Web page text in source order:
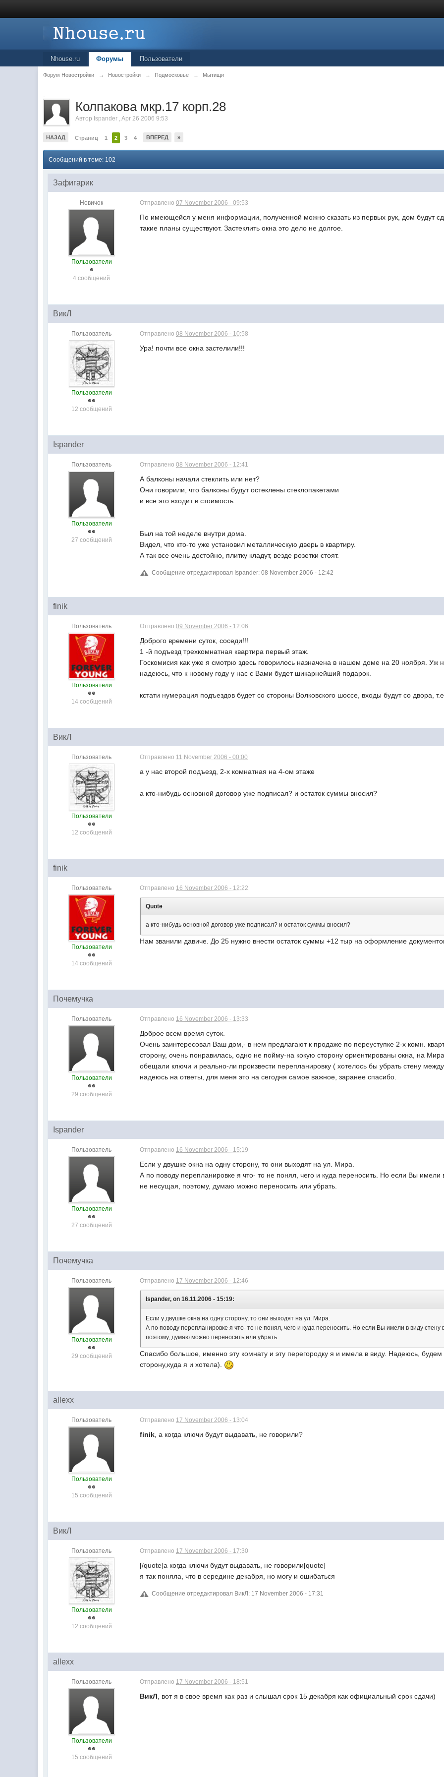
Nhouse.ru Форумы Пользователи
Форум Новостройки → Новостройки → Подмосковье → Мытищи
.
Колпакова мкр.17 корп.28
Автор Ispander ,Apr 26 2006 9:53
НАЗАД Страниц 1 2 3 4 ВПЕРЕД »
Сообщений в теме: 102
Зафигарик
Новичок
Пользователи
4 сообщений
Отправлено07 November 2006 - 09:53
По имеющейся у меня информации, полученной можно сказать из первых рук, дом будут
такие планы существуют. Застеклить окна это дело не долгое.
ВикЛ
Пользователь
Пользователи
12 сообщений
Отправлено08 November 2006 - 10:58
Ура! почти все окна застелили!!!
Ispander
Пользователь
Пользователи
27 сообщений
Отправлено08 November 2006 - 12:41
А балконы начали стеклить или нет?
Они говорили, что балконы будут остеклены стеклопакетами
и все это входит в стоимость.
Был на той неделе внутри дома.
Видел, что кто-то уже установил металлическую дверь в квартиру.
А так все очень достойно, плитку кладут, везде розетки стоят.
Сообщение отредактировал Ispander: 08 November 2006 - 12:42
finik
Пользователь
Пользователи
14 сообщений
Отправлено09 November 2006 - 12:06
Доброго времени суток, соседи!!!
1 -й подъезд трехкомнатная квартира первый этаж.
Госкомисия как уже я смотрю здесь говорилось назначена в нашем доме на 20 ноября. Уж
надеюсь, что к новому году у нас с Вами будет шикарнейший подарок.
кстати нумерация подъездов будет со стороны Волковского шоссе, входы будут со двора,
ВикЛ
Пользователь
Пользователи
12 сообщений
Отправлено 11 November 2006 - 00:00
а у нас второй подъезд, 2-х комнатная на 4-ом этаже
а кто-нибудь основной договор уже подписал? и остаток суммы вносил?
finik
Пользователь
Пользователи
14 сообщений
Отправлено 16 November 2006 - 12:22
Quote
а кто-нибудь основной договор уже подписал? и остаток суммы вносил?
Нам званили давиче. До 25 нужно внести остаток суммы +12 тыр на оформление
Почемучка
Пользователь
Пользователи
29 сообщений
Отправлено 16 November 2006 - 13:33
Доброе всем время суток.
Очень заинтересовал Ваш дом,- в нем предлагают к продаже по переуступке 2-х комн.
сторону, очень понравилась, одно не пойму-на кокую сторону ориентированы окна, на
обещали ключи и реально-ли произвести перепланировку ( хотелось бы убрать стену
надеюсь на ответы, для меня это на сегодня самое важное, заранее спасибо.
Ispander
Пользователь
Пользователи
27 сообщений
Отправлено 16 November 2006 - 15:19
Если у двушке окна на одну сторону, то они выходят на ул. Мира.
А по поводу перепланировке я что- то не понял, чего и куда переносить. Но если Вы
не несущая, поэтому, думаю можно переносить или убрать.
Почемучка
Пользователь
Пользователи
29 сообщений
Отправлено 17 November 2006 - 12:46
Ispander, on 16.11.2006 - 15:19:
Если у двушке окна на одну сторону, то они выходят на ул. Мира.
А по поводу перепланировке я что- то не понял, чего и куда переносить. Но если Вы имели в виду
поэтому, думаю можно переносить или убрать.
Спасибо большое, именно эту комнату и эту перегородку я и имела в виду. Надеюсь,
сторону,куда я и хотела).
allexx
Пользователь
Пользователи
15 сообщений
Отправлено 17 November 2006 - 13:04
finik, а когда ключи будут выдавать, не говорили?
ВикЛ
Пользователь
Пользователи
12 сообщений
Отправлено 17 November 2006 - 17:30
[/quote]а когда ключи будут выдавать, не говорили[quote]
я так поняла, что в середине декабря, но могу и ошибаться
Сообщение отредактировал ВикЛ: 17 November 2006 - 17:31
allexx
Пользователь
Пользователи
15 сообщений
Отправлено 17 November 2006 - 18:51
ВикЛ, вот я в свое время как раз и слышал срок 15 декабря как официальный срок сдачи)